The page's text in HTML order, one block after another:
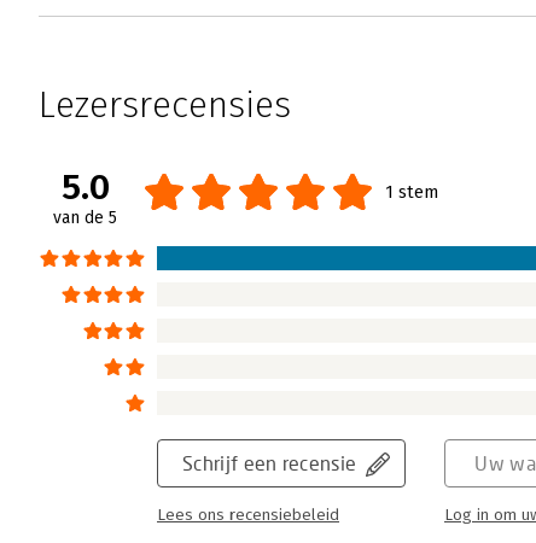
Lezersrecensies
5.0
van de 5
1 stem
Schrijf een recensie
Lees ons recensiebeleid
Uw
Log in om